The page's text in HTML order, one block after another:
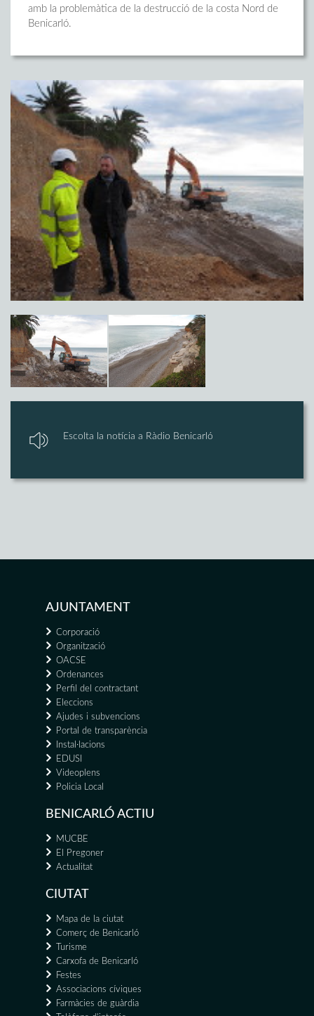
amb la problemàtica de la destrucció de la costa Nord de
Benicarló.
Escolta la notícia a Ràdio Benicarló
AJUNTAMENT
Corporació
Organització
OACSE
Ordenances
Perfil del contractant
Eleccions
Ajudes i subvencions
Portal de transparència
Instal·lacions
EDUSI
Videoplens
Policia Local
BENICARLÓ ACTIU
MUCBE
El Pregoner
Actualitat
CIUTAT
Mapa de la ciutat
Comerç de Benicarló
Turisme
Carxofa de Benicarló
Festes
Associacions cíviques
Farmàcies de guàrdia